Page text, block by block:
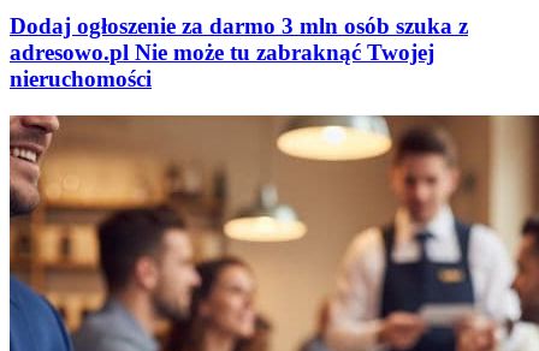
Dodaj ogłoszenie za darmo 3 mln osób szuka z
adresowo.pl Nie może tu zabraknąć Twojej
nieruchomości